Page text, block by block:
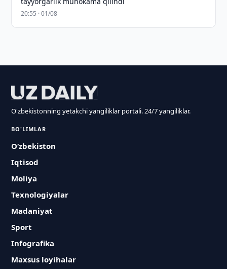
20:55 · 01/08
O'zbekistonning yetakchi yangiliklar portali. 24/7 yangiliklar.
BO'LIMLAR
O‘zbekiston
Iqtisod
Moliya
Texnologiyalar
Madaniyat
Sport
Infografika
Maxsus loyihalar